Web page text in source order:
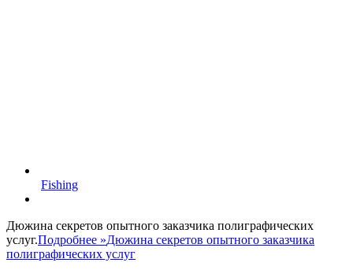
Fishing
Дюжина секретов опытного заказчика полиграфических
услуг.Подробнее »Дюжина секретов опытного заказчика
полиграфических услуг